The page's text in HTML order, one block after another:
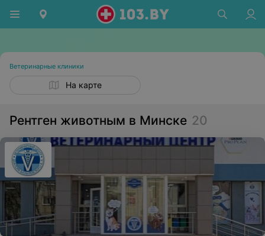
Ветеринарные клиники
На карте
Рентген животным в Минске 20